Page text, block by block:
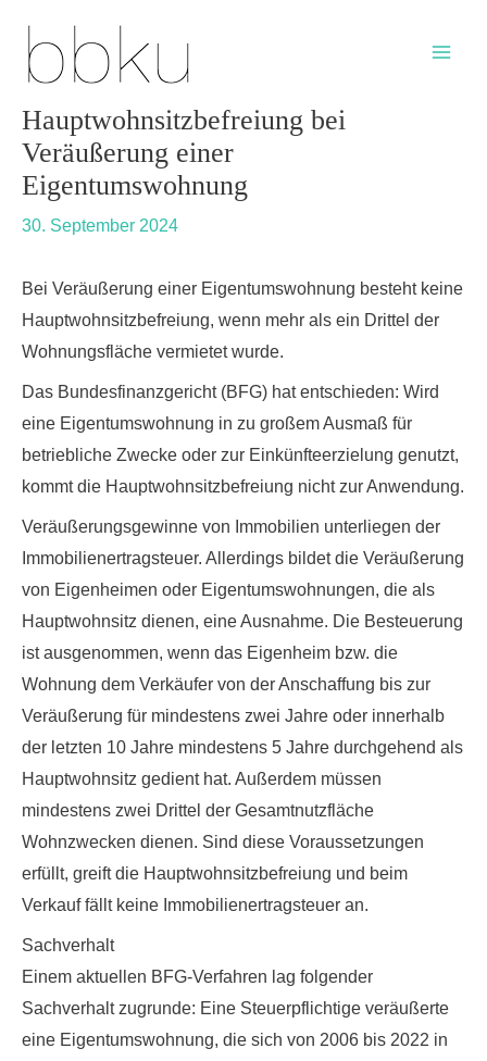
content
Hauptwohnsitzbefreiung bei
Veräußerung einer
Eigentumswohnung
30. September 2024
Bei Veräußerung einer Eigentumswohnung besteht keine
Hauptwohnsitzbefreiung, wenn mehr als ein Drittel der
Wohnungsfläche vermietet wurde.
Das Bundesfinanzgericht (BFG) hat entschieden: Wird
eine Eigentumswohnung in zu großem Ausmaß für
betriebliche Zwecke oder zur Einkünfteerzielung genutzt,
kommt die Hauptwohnsitzbefreiung nicht zur Anwendung.
Veräußerungsgewinne von Immobilien unterliegen der
Immobilienertragsteuer. Allerdings bildet die Veräußerung
von Eigenheimen oder Eigentumswohnungen, die als
Hauptwohnsitz dienen, eine Ausnahme. Die Besteuerung
ist ausgenommen, wenn das Eigenheim bzw. die
Wohnung dem Verkäufer von der Anschaffung bis zur
Veräußerung für mindestens zwei Jahre oder innerhalb
der letzten 10 Jahre mindestens 5 Jahre durchgehend als
Hauptwohnsitz gedienthat. Außerdem müssen
mindestens zwei Drittel der Gesamtnutzfläche
Wohnzwecken dienen. Sind diese Voraussetzungen
erfüllt, greift die Hauptwohnsitzbefreiung und beim
Verkauf fällt keine Immobilienertragsteuer an.
Sachverhalt
Einem aktuellen BFG-Verfahren lag folgender
Sachverhalt zugrunde: Eine Steuerpflichtige veräußerte
eine Eigentumswohnung, die sich von 2006 bis 2022 in
navigation